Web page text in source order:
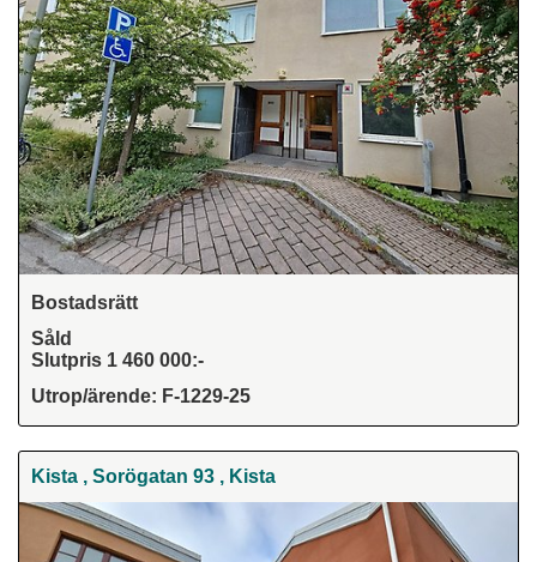
Bostadsrätt
Såld
Slutpris 1 460 000:-
Utrop/ärende: F-1229-25
Kista , Sorögatan 93 , Kista